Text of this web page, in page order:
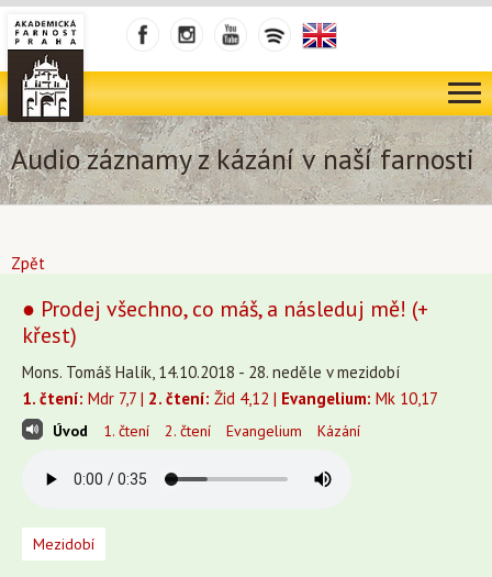
Audio záznamy z kázání v naší farnosti
Zpět
● Prodej všechno, co máš, a následuj mě! (+
křest)
Mons. Tomáš Halík, 14.10.2018 - 28. neděle v mezidobí
1. čtení: Mdr 7,7 | 2. čtení: Žid 4,12 | Evangelium: Mk 10,17
Úvod 1. čtení 2. čtení Evangelium Kázání
Mezidobí